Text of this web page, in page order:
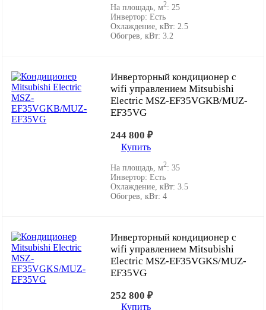
На площадь, м2:25
Инвертор:Есть
Охлаждение, кВт:2.5
Обогрев, кВт:3.2
Инверторный кондиционер с
wifi управлением Mitsubishi
Electric MSZ-EF35VGKB/MUZ-
EF35VG
244 800₽
Купить
На площадь, м2:35
Инвертор:Есть
Охлаждение, кВт:3.5
Обогрев, кВт:4
Инверторный кондиционер с
wifi управлением Mitsubishi
Electric MSZ-EF35VGKS/MUZ-
EF35VG
252 800 ₽
Купить